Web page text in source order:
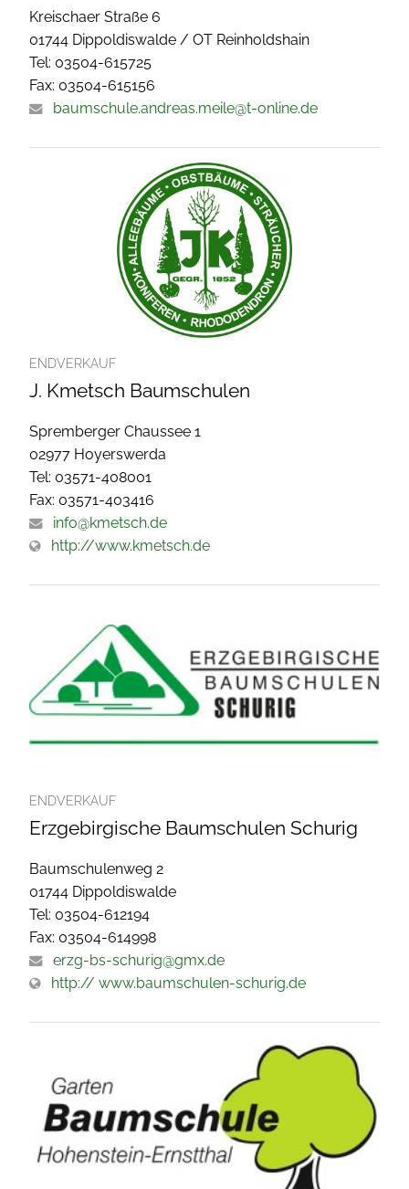
Kreischaer Straße 6
01744 Dippoldiswalde / OT Reinholdshain
Tel: 03504-615725
Fax: 03504-615156
baumschule.andreas.meile@t-online.de
ENDVERKAUF
J. Kmetsch Baumschulen
Spremberger Chaussee 1
02977 Hoyerswerda
Tel: 03571-408001
Fax: 03571-403416
info@kmetsch.de
http://www.kmetsch.de
ENDVERKAUF
Erzgebirgische Baumschulen Schurig
Baumschulenweg 2
01744 Dippoldiswalde
Tel: 03504-612194
Fax: 03504-614998
erzg-bs-schurig@gmx.de
http:// www.baumschulen-schurig.de